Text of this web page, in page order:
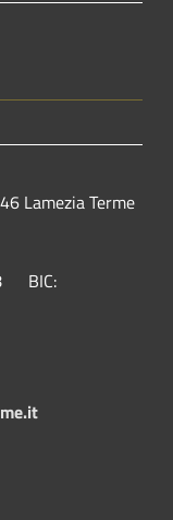
Lamezia Terme
BIC: